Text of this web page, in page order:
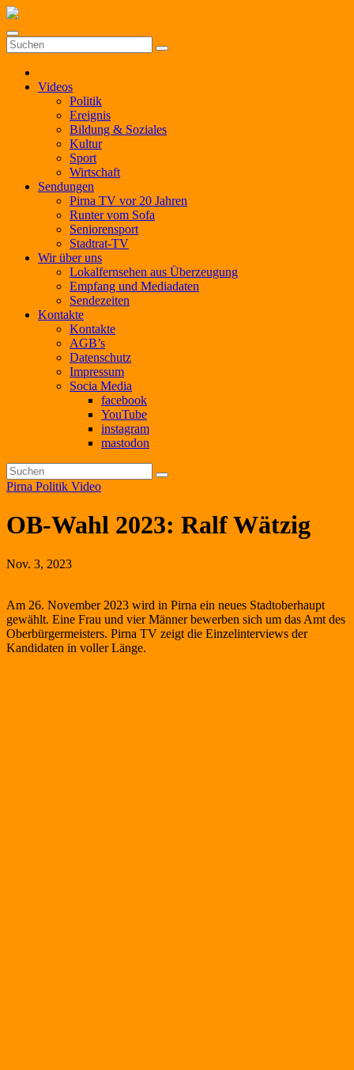
Zum
springen
Videos
Politik
Ereignis
Bildung & Soziales
Kultur
Sport
Wirtschaft
Sendungen
Pirna TV vor 20 Jahren
Runter vom Sofa
Seniorensport
Stadtrat-TV
Wir über uns
Lokalfernsehen aus Überzeugung
Empfang und Mediadaten
Sendezeiten
Kontakte
Kontakte
AGB’s
Datenschutz
Impressum
Socia Media
facebook
YouTube
instagram
mastodon
Pirna Politik Video
OB-Wahl 2023: Ralf Wätzig
Nov. 3, 2023
Am 26. November 2023 wird in Pirna ein neues Stadtoberhaupt
gewählt. Eine Frau und vier Männer bewerben sich um das Amt des
Oberbürgermeisters. Pirna TV zeigt die Einzelinterviews der
Kandidaten in voller Länge.